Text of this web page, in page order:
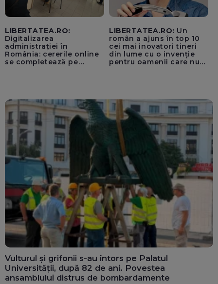
LIBERTATEA.RO:
Digitalizarea
administrației în
România: cererile online
se completează pe
LIBERTATEA.RO: Un
român a ajuns în top 10
cei mai inovatori tineri
din lume cu o invenție
pentru oamenii care nu
Vulturul și grifonii s-au întors pe Palatul
Universității, după 82 de ani. Povestea
ansamblului distrus de bombardamente